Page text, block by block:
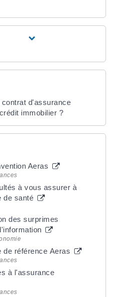
d'assurance
immobilier ?
Aeras
à vous assurer à
de santé
des surprimes
de référence Aeras
à l'assurance